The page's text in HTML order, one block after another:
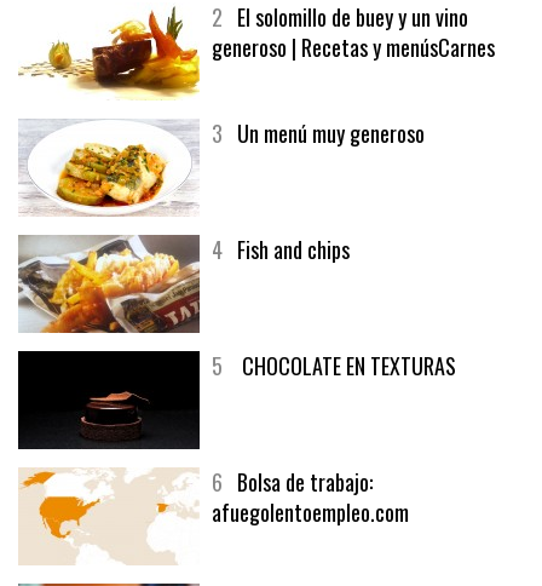
2 El solomillo de buey y un vino
generoso | Recetas y menúsCarnes
3 Un menú muy generoso
4 Fish and chips
5 CHOCOLATE EN TEXTURAS
6 Bolsa de trabajo:
afuegolentoempleo.com